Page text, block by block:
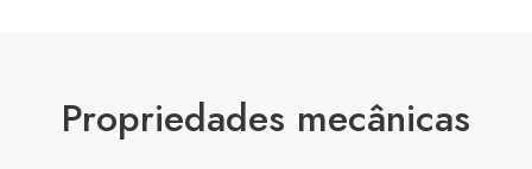
Propriedades mecânicas